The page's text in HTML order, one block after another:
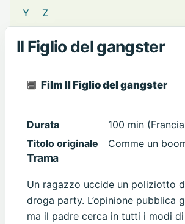
Y
Z
Il Figlio del gangster
Film Il Figlio del gangster
Durata
100 min
Titolo originale
Comme un
Trama
Un ragazzo uccide un poliziotto
droga party. L’opinione pubblica
ma il padre cerca in tutti i modi